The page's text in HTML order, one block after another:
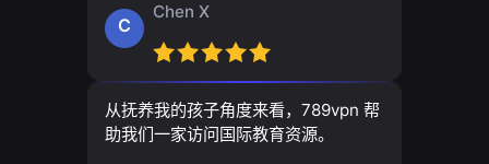
C
Chen X
从抚养我的孩子角度来看，789vpn 帮
助我们一家访问国际教育资源。